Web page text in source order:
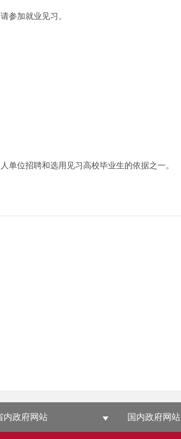
参加就业见习。
单位招聘和选用见习高校毕业生的依据之一。
内政府网站 国内政府网站